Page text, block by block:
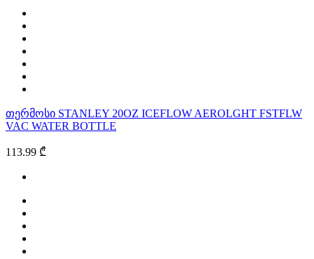
თერმოსი STANLEY 20OZ ICEFLOW AEROLGHT FSTFLW
VAC WATER BOTTLE
113.99 ₾